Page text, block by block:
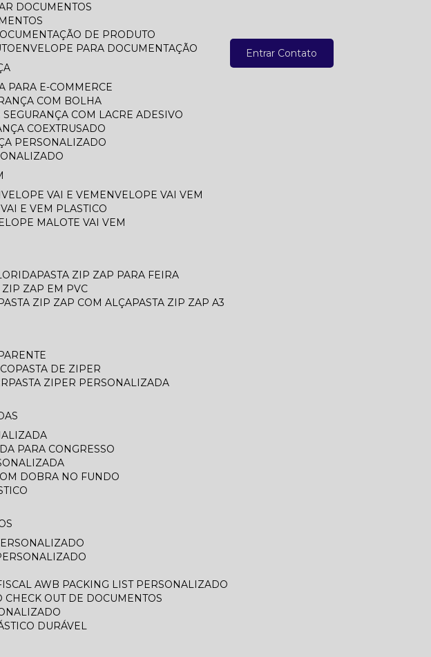
DOCUMENTOS
DE PRODUTO
ENVELOPE PARA DOCUMENTAÇÃO
PARA E-COMMERCE
COM BOLHA
SEGURANÇA COM LACRE ADESIVO
COEXTRUSADO
PERSONALIZADO
VAI E VEM
ENVELOPE VAI VEM
VAI E VEM PLASTICO
MALOTE VAI VEM
PASTA ZIP ZAP PARA FEIRA
ZIP ZAP EM PVC
PASTA ZIP ZAP COM ALÇA PASTA ZIP ZAP A3
PASTA DE ZIPER
PASTA ZIPER PERSONALIZADA
PARA CONGRESSO
DOBRA NO FUNDO
AWB PACKING LIST PERSONALIZADO
CHECK OUT DE DOCUMENTOS
DURÁVEL
Entrar Contato